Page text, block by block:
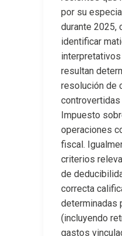
por su
durante 2025,
identificar
interpretativos
resultan
resolución de
Impuesto
operaciones
fiscal.
criterios
de
correcta
determinadas
(incluyendo
gastos